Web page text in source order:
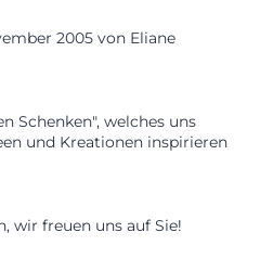
2005 von Eliane
Schenken", welches uns
und Kreationen inspirieren
wir freuen uns auf Sie!